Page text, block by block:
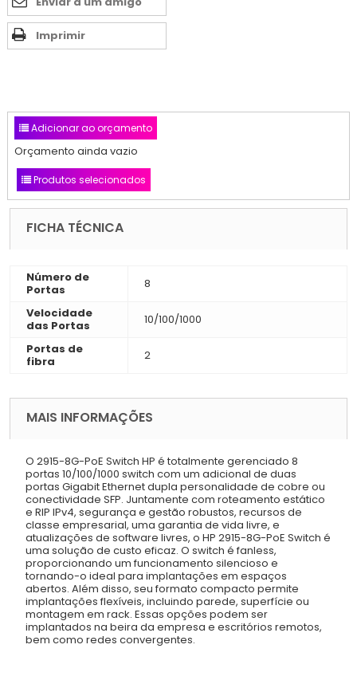
Imprimir
Adicionar ao orçamento
Orçamento ainda vazio
Produtos selecionados
FICHA TÉCNICA
Número de
Portas
8
Velocidade
das Portas
10/100/1000
Portas de
fibra
2
MAIS INFORMAÇÕES
O 2915-8G-PoE Switch HP é totalmente gerenciado 8
portas 10/100/1000 switch com um adicional de duas
portas Gigabit Ethernet dupla personalidade de cobre ou
conectividade SFP. Juntamente com roteamento estático
e RIP IPv4, segurança e gestão robustos, recursos de
classe empresarial, uma garantia de vida livre, e
atualizações de software livres, o HP 2915-8G-PoE Switch é
uma solução de custo eficaz. O switch é fanless,
proporcionando um funcionamento silencioso e
tornando-o ideal para implantações em espaços
abertos. Além disso, seu formato compacto permite
implantações flexíveis, incluindo parede, superfície ou
montagem em rack. Essas opções podem ser
implantados na beira da empresa e escritórios remotos,
bem como redes convergentes.